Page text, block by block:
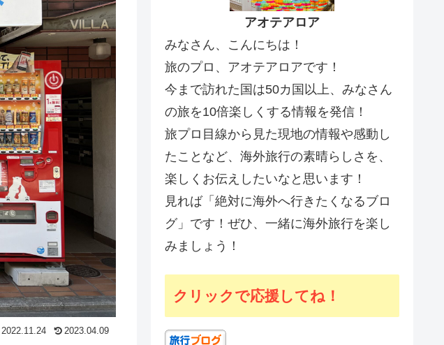
2022.11.24 2023.04.09
アオテアロア
みなさん、こんにちは！
旅のプロ、アオテアロアです！
今まで訪れた国は50カ国以上、みなさん
の旅を10倍楽しくする情報を発信！
旅プロ目線から見た現地の情報や感動し
たことなど、海外旅行の素晴らしさを、
楽しくお伝えしたいなと思います！
見れば「絶対に海外へ行きたくなるブロ
グ」です！ぜひ、一緒に海外旅行を楽し
みましょう！
クリックで応援してね！